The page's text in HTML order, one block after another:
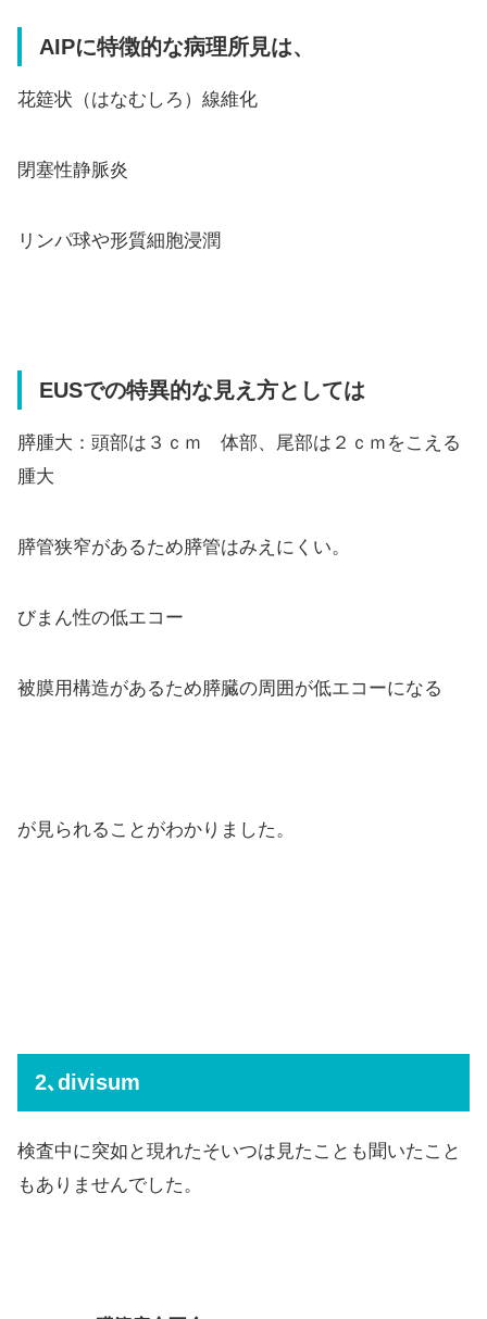
AIPに特徴的な病理所見は、
花筵状（はなむしろ）線維化
閉塞性静脈炎
リンパ球や形質細胞浸潤
EUSでの特異的な見え方としては
膵腫大：頭部は３ｃｍ 体部、尾部は２ｃｍをこえる
腫大
膵管狭窄があるため膵管はみえにくい。
びまん性の低エコー
被膜用構造があるため膵臓の周囲が低エコーになる
が見られることがわかりました。
2､divisum
検査中に突如と現れたそいつは見たことも聞いたこと
もありませんでした。